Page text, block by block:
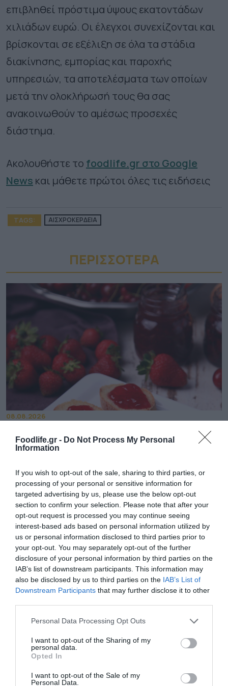
Foodlife.gr - Do Not Process My Personal
Information
If you wish to opt-out of the sale, sharing to third parties, or
processing of your personal or sensitive information for
targeted advertising by us, please use the below opt-out
section to confirm your selection. Please note that after your
opt-out request is processed you may continue seeing
interest-based ads based on personal information utilized by
us or personal information disclosed to third parties prior to
your opt-out. You may separately opt-out of the further
disclosure of your personal information by third parties on the
IAB’s list of downstream participants. This information may
also be disclosed by us to third parties on the IAB’s List of
Downstream Participants that may further disclose it to other
Please note that this website/app uses one or more Google
not limited to your visit or usage behaviour. You may click to
grant or deny consent to Google and its third-party tags to
use your data for below specified purposes in below Google
consent section.
Personal Data Processing Opt Outs
I want to opt-out of the Sharing of my
personal data.
Opted In
I want to opt-out of the Sale of my
Personal Data.
επιβληθεί πρόστιμα ύψους εκατοντάδων
χιλιάδων ευρώ. Οι έλεγχοι συνεχίζονται και
βρίσκονται σε εξέλιξη σε όλα τα στάδια
διακίνησης, εμπορίας και παροχής
υπηρεσιών, τα αποτελέσματα των οποίων
μετά την ολοκλήρωσή τους θα σας
ανακοινωθούν το αμέσως προσεχές
διάστημα.
Ακολουθήστε το foodlife.gr στο Google
News και μάθετε πρώτοι όλες τις ειδήσεις
TAGS: ΑΙΣΧΡΟΚΕΡΔΕΙΑ
ΠΕΡΙΣΣΟΤΕΡA
08.08.2026
ΕΛΓΕΚΑ: Προληπτική ανάκληση μαρμελάδας
– Κίνδυνος θραύσης στη γυάλινη
08.08.2026
Νέο άλμα στις διεθνείς τιμές των τροφίμων